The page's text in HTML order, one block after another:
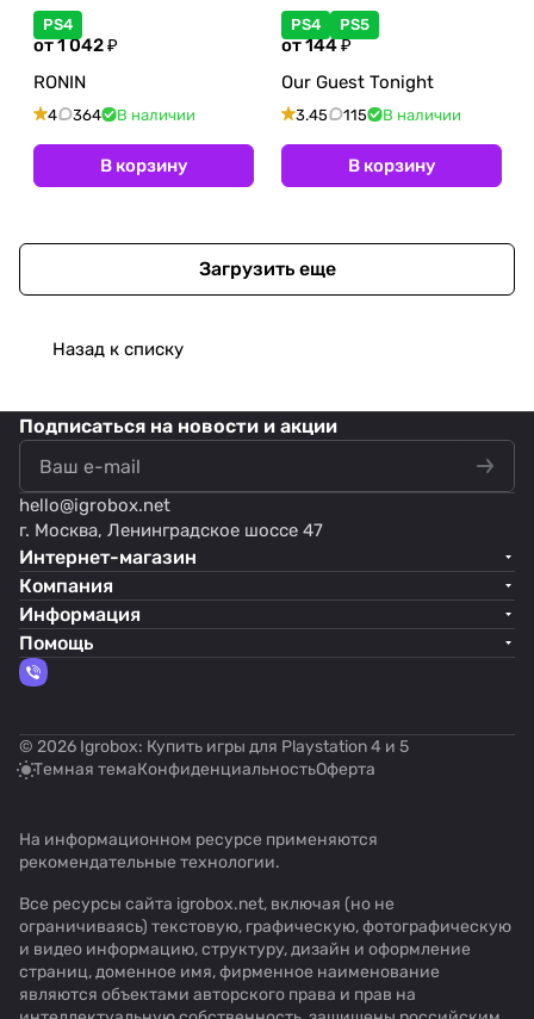
PS4
от 1 042 ₽
RONIN
4 364 В наличии
В корзину
PS4 PS5
от 144 ₽
Our Guest Tonight
3.45 115 В наличии
В корзину
Загрузить еще
Назад к списку
Подписаться на новости и акции
hello@igrobox.net
г. Москва, Ленинградское шоссе 47
Интернет-магазин
Компания
Информация
Помощь
© 2026 Igrobox: Купить игры для Playstation 4 и 5
Темная темаКонфиденциальностьОферта
На информационном ресурсе применяются
рекомендательные технологии.
Все ресурсы сайта igrobox.net, включая (но не
ограничиваясь) текстовую, графическую, фотографическую
и видео информацию, структуру, дизайн и оформление
страниц, доменное имя, фирменное наименование
являются объектами авторского права и прав на